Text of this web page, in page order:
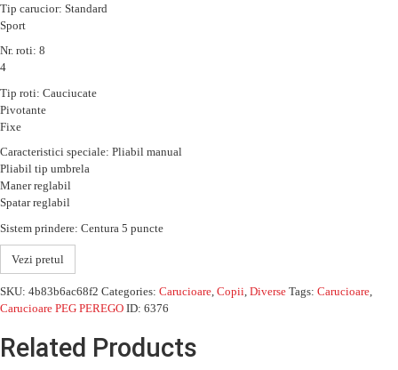
Tip carucior: Standard
Sport
Nr. roti: 8
4
Tip roti: Cauciucate
Pivotante
Fixe
Caracteristici speciale: Pliabil manual
Pliabil tip umbrela
Maner reglabil
Spatar reglabil
Sistem prindere: Centura 5 puncte
Vezi pretul
SKU: 4b83b6ac68f2 Categories: Carucioare Copii Diverse Tags: Carucioare
Carucioare PEG PEREGO ID: 6376
Related Products